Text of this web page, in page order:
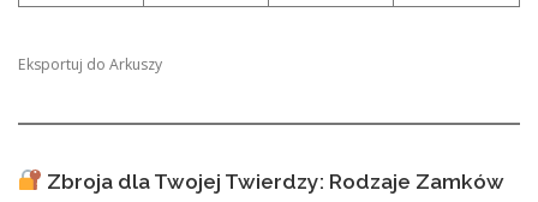
Eksportuj do Arkuszy
Zbroja dla Twojej Twierdzy: Rodzaje Zamków